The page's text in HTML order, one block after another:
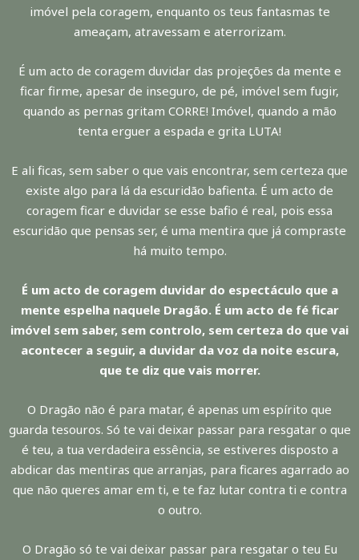
imóvel pela coragem, enquanto os teus fantasmas te
ameaçam, atravessam e aterrorizam.
É um acto de coragem duvidar das projeções da mente e
ficar firme, apesar de inseguro, de pé, imóvel sem fugir,
quando as pernas gritam CORRE! Imóvel, quando a mão
tenta erguer a espada e grita LUTA!
E ali ficas, sem saber o que vais encontrar, sem certeza que
existe algo para lá da escuridão bafienta. É um acto de
coragem ficar e duvidar se esse bafio é real, pois essa
escuridão que pensas ser, é uma mentira que já compraste
há muito tempo.
É um acto de coragem duvidar do espectáculo que a
mente espelha naquele Dragão. É um acto de fé ficar
imóvel sem saber, sem controlo, sem certeza do que vai
acontecer a seguir, a duvidar da voz da noite escura,
que te diz que vais morrer.
O Dragão não é para matar, é apenas um espírito que
guarda tesouros. Só te vai deixar passar para resgatar o que
é teu, a tua verdadeira essência, se estiveres disposto a
abdicar das mentiras que arranjas, para ficares agarrado ao
que não queres amar em ti, e te faz lutar contra ti e contra
o outro.
O Dragão só te vai deixar passar para resgatar o teu Eu